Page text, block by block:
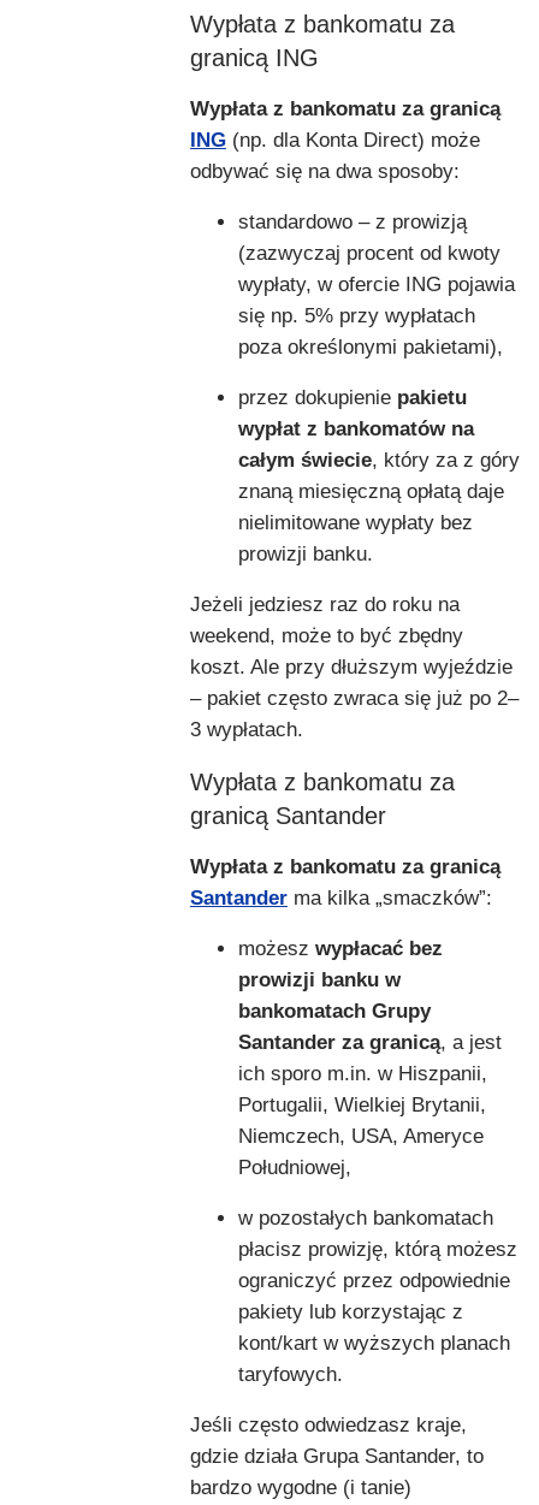
Wypłata z bankomatu za
granicą ING
Wypłata z bankomatu za granicą
ING (np. dla Konta Direct) może
odbywać się na dwa sposoby:
standardowo – z prowizją
(zazwyczaj procent od kwoty
wypłaty, w ofercie ING pojawia
się np. 5% przy wypłatach
poza określonymi pakietami),
przez dokupienie pakietu
wypłat z bankomatów na
całym świecie, który za z góry
znaną miesięczną opłatą daje
nielimitowane wypłaty bez
prowizji banku.
Jeżeli jedziesz raz do roku na
weekend, może to być zbędny
koszt. Ale przy dłuższym wyjeździe
– pakiet często zwraca się już po 2–
3 wypłatach.
Wypłata z bankomatu za
granicą Santander
Wypłata z bankomatu za granicą
Santander ma kilka „smaczków”:
możesz wypłacać bez
prowizji banku w
bankomatach Grupy
Santander za granicą, a jest
ich sporo m.in. w Hiszpanii,
Portugalii, Wielkiej Brytanii,
Niemczech, USA, Ameryce
Południowej,
w pozostałych bankomatach
płacisz prowizję, którą możesz
ograniczyć przez odpowiednie
pakiety lub korzystając z
kont/kart w wyższych planach
taryfowych.
Jeśli często odwiedzasz kraje,
gdzie działa Grupa Santander, to
bardzo wygodne (i tanie)